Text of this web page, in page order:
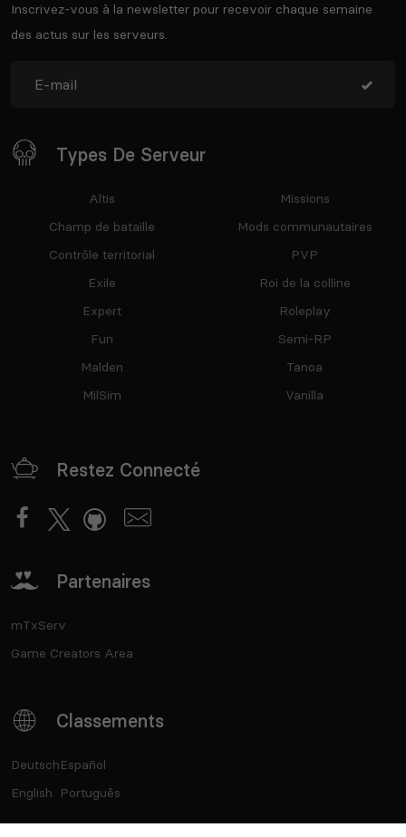
Inscrivez-vous à la newsletter pour recevoir chaque semaine
des actus sur les serveurs.
Types De Serveur
Altis
Champ de bataille
Contrôle territorial
Exile
Expert
Fun
Malden
MilSim
Missions
Mods communautaires
PVP
Roi de la colline
Roleplay
Semi-RP
Tanoa
Vanilla
Restez Connecté
Partenaires
mTxServ
Game Creators Area
Classements
Deutsch
English
Español
Português